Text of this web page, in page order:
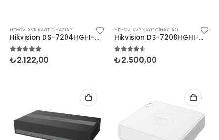
HD-CVI XVR KAYIT CIHAZLARI
Hikvision DS-7204HGHI-M1/C 4 Kanal DVR 1x4TB
5.005 üzerinden
₺2.122,00
HD-CVI XVR KAYIT CIHAZLARI
Hikvision DS-7208HGHI-M1/C 8 Kanal DVR 1x4TB
4.505 üzerinden
₺2.500,00